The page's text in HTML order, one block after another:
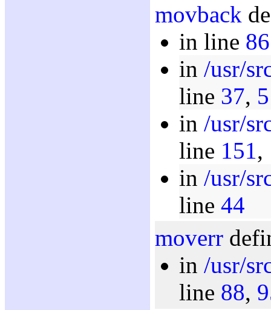
movback
in line 86
in /usr/
line 37,
in /usr/
line 151,
in /usr/
line 44
moverr
in /usr/
line 88,